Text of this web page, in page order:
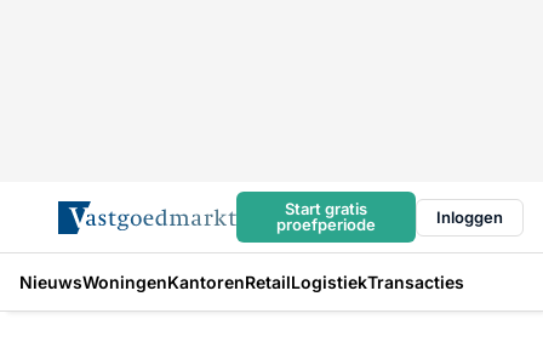
Start gratis
proefperiode
Inloggen
NieuwsWoningenKantorenRetailLogistiekTransacties